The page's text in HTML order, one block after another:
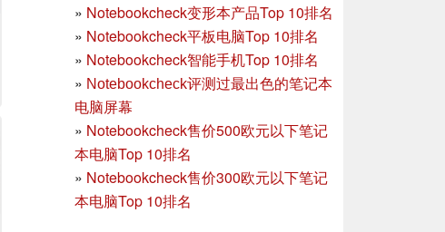
» Notebookcheck变形本产品Top 10排名
» Notebookcheck平板电脑Top 10排名
» Notebookcheck智能手机Top 10排名
» Notebookcheck评测过最出色的笔记本
电脑屏幕
» Notebookcheck售价500欧元以下笔记
本电脑Top 10排名
» Notebookcheck售价300欧元以下笔记
本电脑Top 10排名